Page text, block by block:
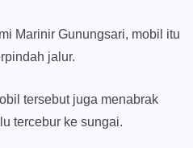
Marinir Gunungsari, mobil itu
jalur.
tersebut juga menabrak
tercebur ke sungai.